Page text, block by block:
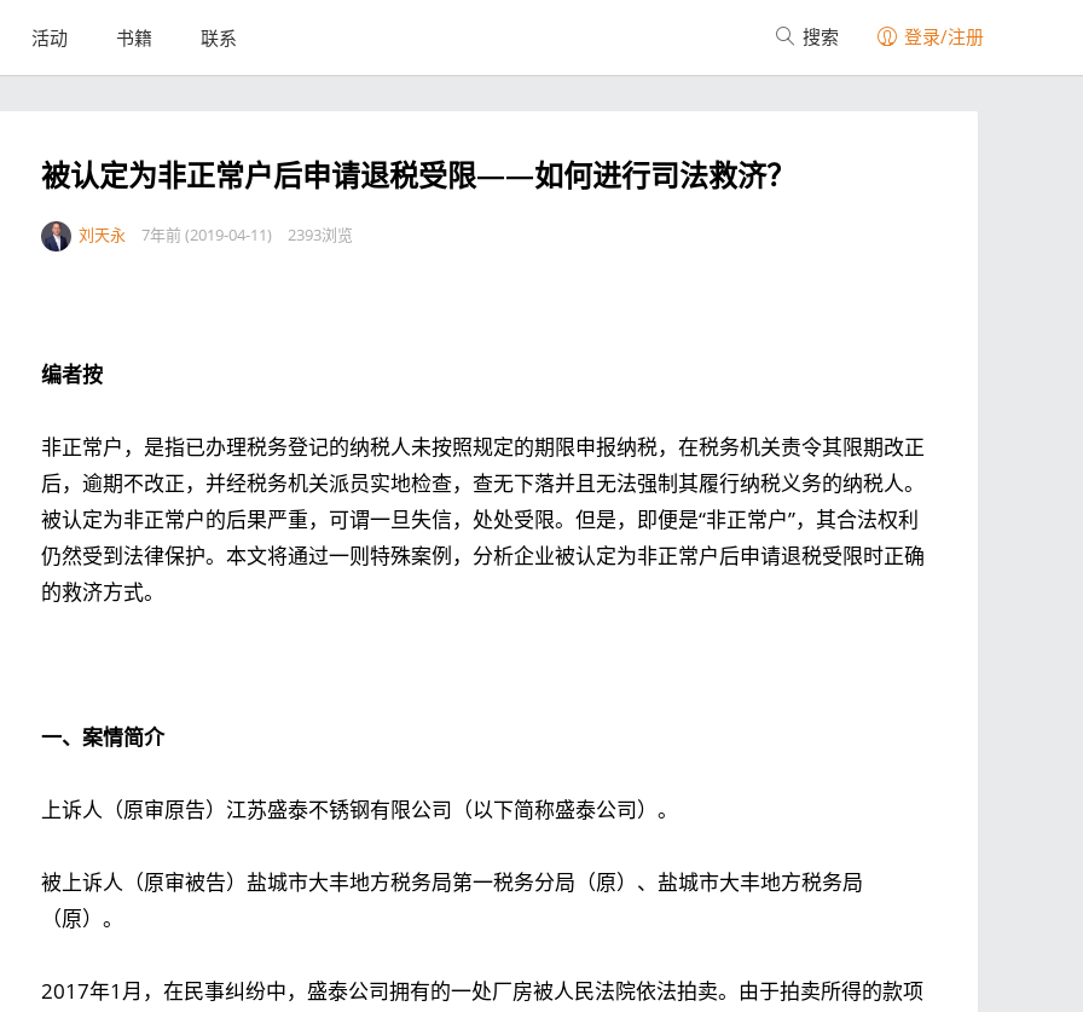
活动 书籍 联系 搜索 登录/注册
被认定为非正常户后申请退税受限——如何进行司法救济？
刘天永 7年前 (2019-04-11) 2393浏览
编者按
非正常户，是指已办理税务登记的纳税人未按照规定的期限申报纳税，在税务机关责令其限期改正
后，逾期不改正，并经税务机关派员实地检查，查无下落并且无法强制其履行纳税义务的纳税人。
被认定为非正常户的后果严重，可谓一旦失信，处处受限。但是，即便是“非正常户”，其合法权利
仍然受到法律保护。本文将通过一则特殊案例，分析企业被认定为非正常户后申请退税受限时正确
的救济方式。
一、案情简介
上诉人（原审原告）江苏盛泰不锈钢有限公司（以下简称盛泰公司）。
被上诉人（原审被告）盐城市大丰地方税务局第一税务分局（原）、盐城市大丰地方税务局
（原）。
2017年1月，在民事纠纷中，盛泰公司拥有的一处厂房被人民法院依法拍卖。由于拍卖所得的款项